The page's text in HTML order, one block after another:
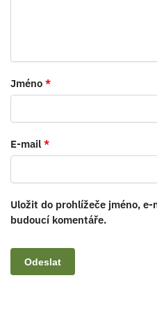
Jméno *
E-mail *
Uložit do prohlížeče jméno,
budoucí komentáře.